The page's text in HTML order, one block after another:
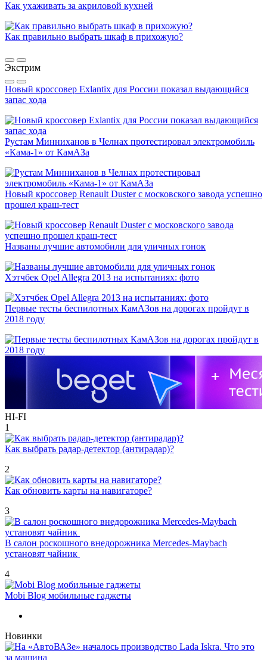
Как ухаживать за акриловой кухней
Как правильно выбрать шкаф в прихожую?
Экстрим
Новый кроссовер Exlantix для России показал выдающийся
запас хода
Рустам Минниханов в Челнах протестировал электромобиль
«Кама-1» от КамАЗа
Новый кроссовер Renault Duster с московского завода успешно
прошел краш-тест
Названы лучшие автомобили для уличных гонок
Хэтчбек Opel Allegra 2013 на испытаниях: фото
Первые тесты беспилотных КамАЗов на дорогах пройдут в
2018 году
HI-FI
1
Как выбрать радар-детектор (антирадар)?
2
Как обновить карты на навигаторе?
3
В салон роскошного внедорожника Mercedes-Maybach
установят чайник
4
Mobi Blog мобильные гаджеты
Новинки